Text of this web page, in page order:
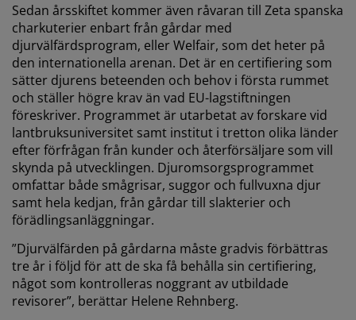
Sedan årsskiftet kommer även råvaran till Zeta spanska
charkuterier enbart från gårdar med
djurvälfärdsprogram, eller Welfair, som det heter på
den internationella arenan. Det är en certifiering som
sätter djurens beteenden och behov i första rummet
och ställer högre krav än vad EU-lagstiftningen
föreskriver. Programmet är utarbetat av forskare vid
lantbruksuniversitet samt institut i tretton olika länder
efter förfrågan från kunder och återförsäljare som vill
skynda på utvecklingen. Djuromsorgsprogrammet
omfattar både smågrisar, suggor och fullvuxna djur
samt hela kedjan, från gårdar till slakterier och
förädlingsanläggningar.
”Djurvälfärden på gårdarna måste gradvis förbättras
tre år i följd för att de ska få behålla sin certifiering,
något som kontrolleras noggrant av utbildade
revisorer”, berättar Helene Rehnberg.